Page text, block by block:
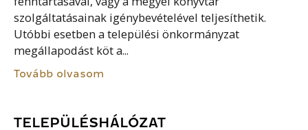
szolgáltatásainak igénybevételével teljesíthetik.
Utóbbi esetben a települési önkormányzat
megállapodást köt a...
Tovább olvasom
TELEPÜLÉSHÁLÓZAT